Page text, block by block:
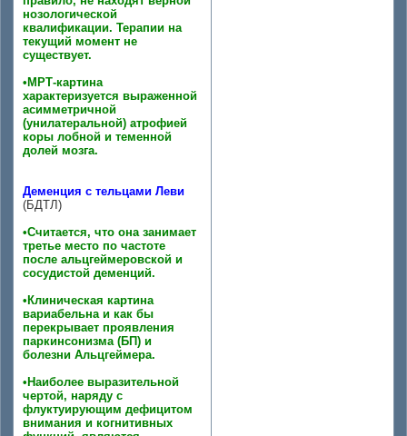
нозологической
квалификации. Терапии на
текущий момент не
существует.
•МРТ-картина
характеризуется выраженной
асимметричной
(унилатеральной) атрофией
коры лобной и теменной
долей мозга.
Деменция с тельцами Леви
(БДТЛ)
•Считается, что она занимает
третье место по частоте
после альцгеймеровской и
сосудистой деменций.
•Клиническая картина
вариабельна и как бы
перекрывает проявления
паркинсонизма (БП) и
болезни Альцгеймера.
•Наиболее выразительной
чертой, наряду с
флуктуирующим дефицитом
внимания и когнитивных